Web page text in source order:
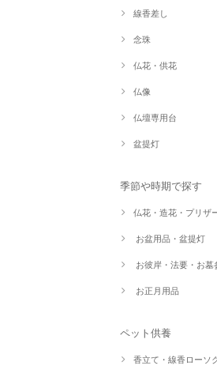
線香差し
念珠
仏花・供花
仏像
仏壇専用台
盆提灯
季節や時期で探す
仏花・造花・プリザ
お盆用品・盆提灯
お彼岸・法要・お墓
お正月用品
ペット供養
香立て・線香ローソ